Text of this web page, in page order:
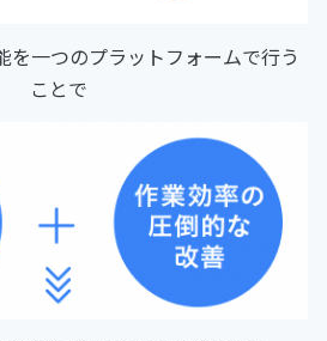
を一つのプラットフォームで行う
ことで